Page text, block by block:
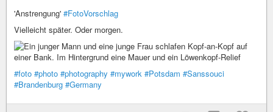
'Anstrengung' #FotoVorschlag
Vielleicht später. Oder morgen.
#foto #photo #photography #mywork #Potsdam #Sanssouci
#Brandenburg #Germany